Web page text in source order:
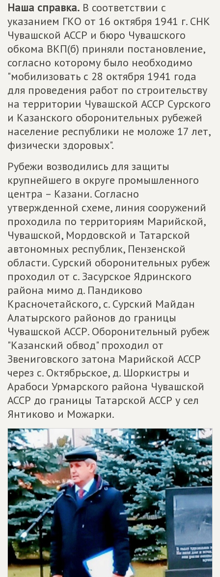
Наша справка. В соответствии с
указанием ГКО от 16 октября 1941 г. СНК
Чувашской АССР и бюро Чувашского
обкома ВКП(б) приняли постановление,
согласно которому было необходимо
"мобилизовать с 28 октября 1941 года
для проведения работ по строительству
на территории Чувашской АССР Сурского
и Казанского оборонительных рубежей
население республики не моложе 17 лет,
физически здоровых".
Рубежи возводились для защиты
крупнейшего в округе промышленного
центра – Казани. Согласно
утвержденной схеме, линия сооружений
проходила по территориям Марийской,
Чувашской, Мордовской и Татарской
автономных республик, Пензенской
области. Сурский оборонительных рубеж
проходил от с. Засурское Ядринского
района мимо д. Пандиково
Красночетайского, с. Сурский Майдан
Алатырского районов до границы
Чувашской АССР. Оборонительный рубеж
"Казанский обвод" проходил от
Звениговского затона Марийской АССР
через с. Октябрьское, д. Шоркистры и
Арабоси Урмарского района Чувашской
АССР до границы Татарской АССР у сел
Янтиково и Можарки.